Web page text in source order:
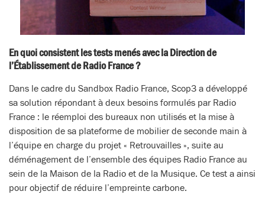
En quoi consistent les tests menés avec la Direction de
l’Établissement de Radio France ?
Dans le cadre du Sandbox Radio France, Scop3 a développé
sa solution répondant à deux besoins formulés par Radio
France : le réemploi des bureaux non utilisés et la mise à
disposition de sa plateforme de mobilier de seconde main à
l’équipe en charge du projet « Retrouvailles », suite au
déménagement de l’ensemble des équipes Radio France au
sein de la Maison de la Radio et de la Musique. Ce test a ainsi
pour objectif de réduire l’empreinte carbone.